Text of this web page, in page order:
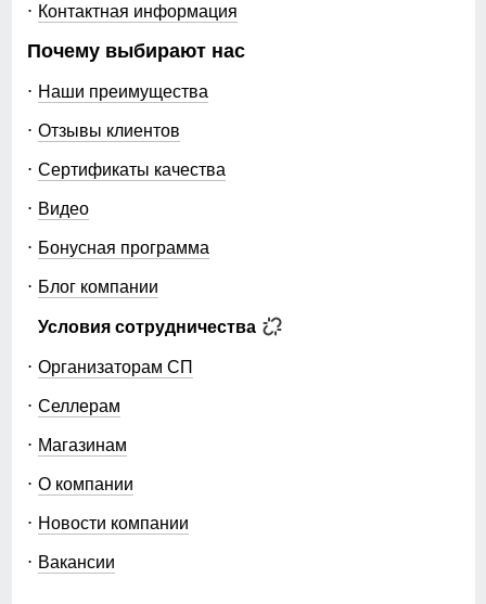
Контактная информация
Почему выбирают нас
Наши преимущества
Отзывы клиентов
Сертификаты качества
Видео
Бонусная программа
Блог компании
Условия сотрудничества
Организаторам СП
Селлерам
Магазинам
О компании
Новости компании
Вакансии